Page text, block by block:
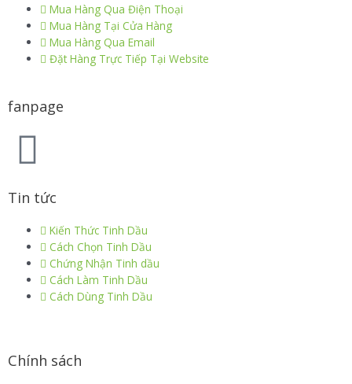
Mua Hàng Qua Điện Thoại
Mua Hàng Tại Cửa Hàng
Mua Hàng Qua Email
Đặt Hàng Trực Tiếp Tại Website
fanpage
Tin tức
Kiến Thức Tinh Dầu
Cách Chọn Tinh Dầu
Chứng Nhận Tinh dầu
Cách Làm Tinh Dầu
Cách Dùng Tinh Dầu
Chính sách